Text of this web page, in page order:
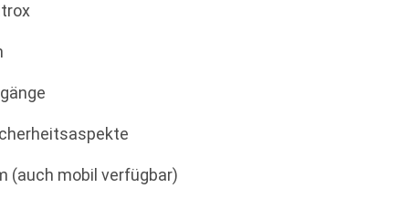
(auch mobil verfügbar)